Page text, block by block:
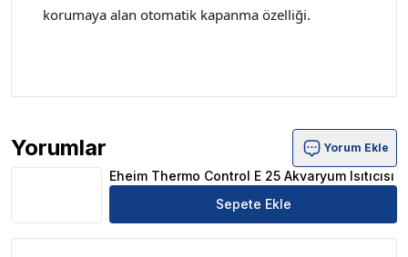
korumaya alan otomatik kapanma özelliği.
Yorumlar
Eheim Thermo Control E 25 Akvaryum Isıtıcısı Ürün
Yorum Ekle
Eheim Thermo Control E 25 Akvaryum Isıtıcısı
Sepete Ekle